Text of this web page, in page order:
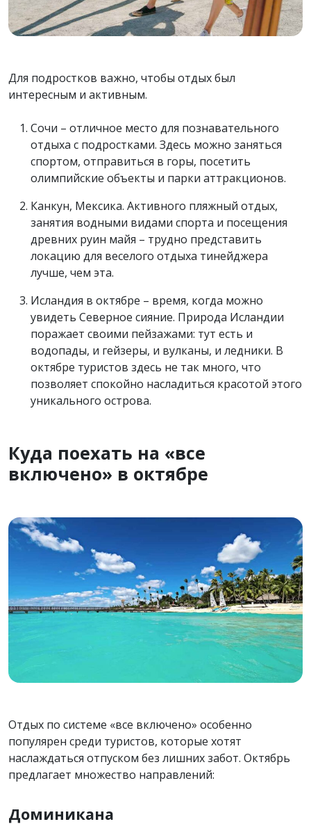
Для подростков важно, чтобы отдых был
интересным и активным.
Сочи – отличное место для познавательного
отдыха с подростками. Здесь можно заняться
спортом, отправиться в горы, посетить
олимпийские объекты и парки аттракционов.
Канкун, Мексика. Активного пляжный отдых,
занятия водными видами спорта и посещения
древних руин майя – трудно представить
локацию для веселого отдыха тинейджера
лучше, чем эта.
Исландия в октябре – время, когда можно
увидеть Северное сияние. Природа Исландии
поражает своими пейзажами: тут есть и
водопады, и гейзеры, и вулканы, и ледники. В
октябре туристов здесь не так много, что
позволяет спокойно насладиться красотой этого
уникального острова.
Куда поехать на «все
включено» в октябре
Отдых по системе «все включено» особенно
популярен среди туристов, которые хотят
наслаждаться отпуском без лишних забот. Октябрь
предлагает множество направлений:
Доминикана